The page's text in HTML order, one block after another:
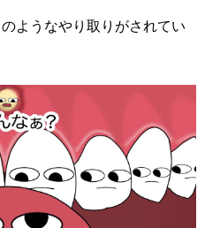
ようなやり取りがされてい